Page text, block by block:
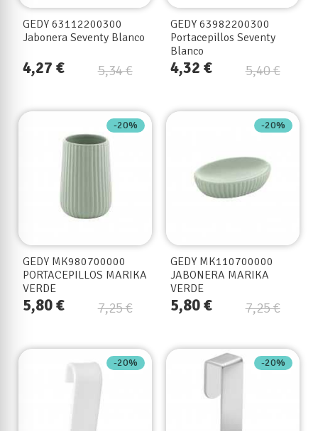
GEDY 63112200300
Jabonera Seventy Blanco
5,34 €
4,27 €
GEDY 63982200300
Portacepillos Seventy
Blanco
5,40 €
4,32 €
-20%
GEDY MK980700000
PORTACEPILLOS MARIKA
VERDE
7,25 €
5,80 €
-20%
GEDY MK110700000
JABONERA MARIKA
VERDE
7,25 €
5,80 €
-20% -20%